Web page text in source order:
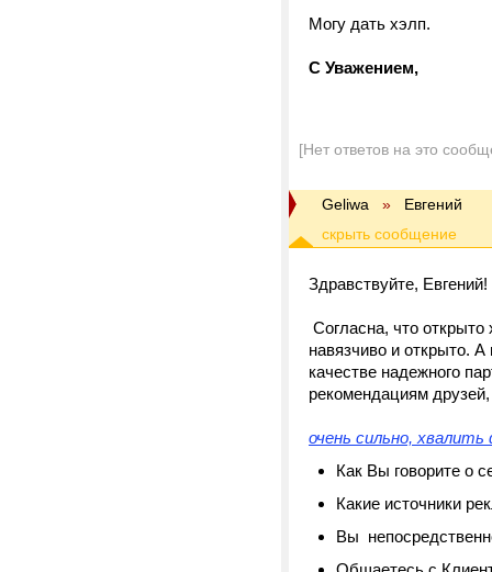
Могу дать хэлп.
С Уважением,
[Нет ответов на это
Geliwa » Евгений
Здравствуйте, Евгений!
Согласна, что
навязчиво и открыто.
качестве надежного
рекомендациям
очень сильно,
Как Вы говорите о
Какие источники
Вы